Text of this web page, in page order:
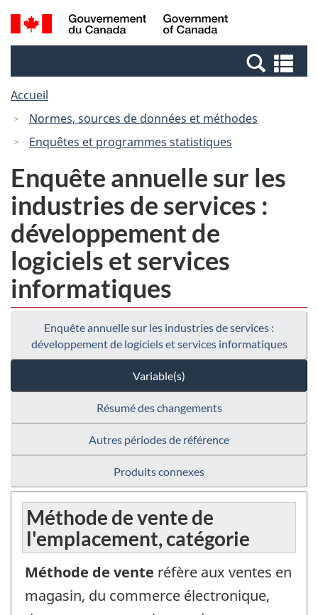
Passer
au
Passer
à
Canada
Recherche
et
et
Accueil
Normes, sources de données et méthodes
Enquêtes et programmes statistiques
Enquête annuelle sur les
industries de services :
développement de
logiciels et services
informatiques
Enquête annuelle sur les industries de services :
développement de logiciels et services informatiques
Variable(s)
Résumé des changements
Autres périodes de référence
Produits connexes
Méthode de vente de
l'emplacement, catégorie
Méthode de vente réfère aux ventes en
magasin, du commerce électronique,